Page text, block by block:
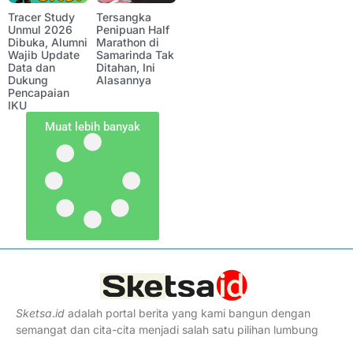
Tracer Study
Unmul 2026
Dibuka, Alumni
Wajib Update
Data dan
Dukung
Pencapaian
IKU
Tersangka
Penipuan Half
Marathon di
Samarinda Tak
Ditahan, Ini
Alasannya
Muat lebih banyak
Sketsa.id adalah portal berita yang kami bangun dengan
semangat dan cita-cita menjadi salah satu pilihan lumbung